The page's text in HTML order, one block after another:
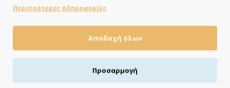
Περισσότερες πληροφορίες
Αποδοχή όλων
Προσαρμογή